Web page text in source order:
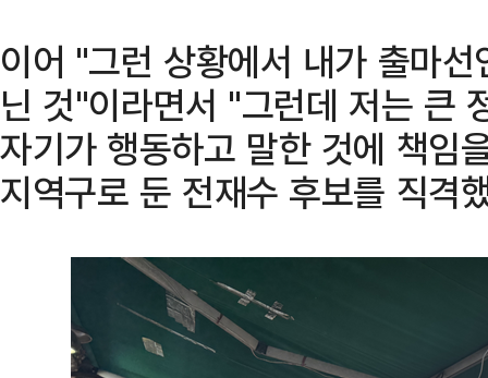
이어 "그런 상황에서 내가 출마
닌 것"이라면서 "그런데 저는 큰
자기가 행동하고 말한 것에 책임
지역구로 둔 전재수 후보를 직격